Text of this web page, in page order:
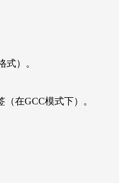
式）。
在GCC模式下）。